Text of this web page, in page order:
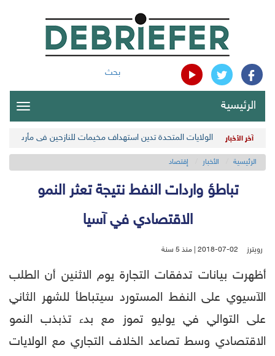
بحث
الرئيسية
آخر الأخبار الولايات المتحدة تدين استهداف مخيمات للنازحين في مأرب
الرئيسية الأخبار إقتصاد
تباطؤ واردات النفط‭ ‬نتيجة تعثر النمو
الاقتصادي في آسيا
رويترز 2018-07-02 | منذ 5 سنة
أظهرت بيانات تدفقات التجارة يوم الاثنين أن الطلب
الآسيوي على النفط المستورد سيتباطأ للشهر الثاني
على التوالي في يوليو تموز مع بدء تذبذب النمو
الاقتصادي وسط تصاعد الخلاف التجاري مع الولايات